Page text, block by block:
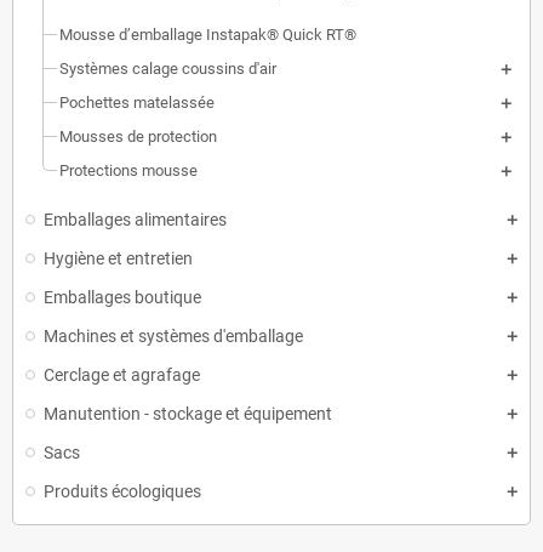
Mousse d’emballage Instapak® Quick RT®
Systèmes calage coussins d'air
Pochettes matelassée
Mousses de protection
Protections mousse
Emballages alimentaires
Hygiène et entretien
Emballages boutique
Machines et systèmes d'emballage
Cerclage et agrafage
Manutention - stockage et équipement
Sacs
Produits écologiques